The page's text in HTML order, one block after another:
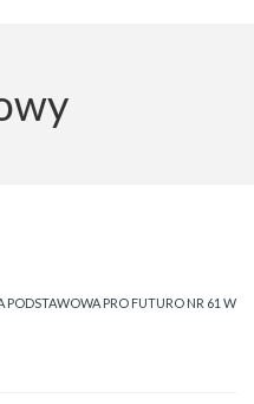
PODSTAWOWA PRO FUTURO NR 61 W